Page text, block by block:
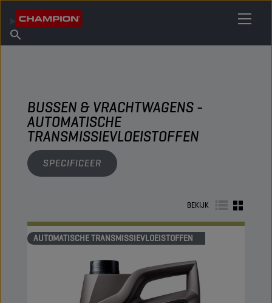
Over Champion
Vind een verkooppunt
BUSSEN & VRACHTWAGENS -
AUTOMATISCHE
TRANSMISSIEVLOEISTOFFEN
SPECIFICEER
BEKIJK
AUTOMATISCHE TRANSMISSIEVLOEISTOFFEN